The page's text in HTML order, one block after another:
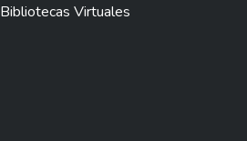
Bibliotecas Virtuales